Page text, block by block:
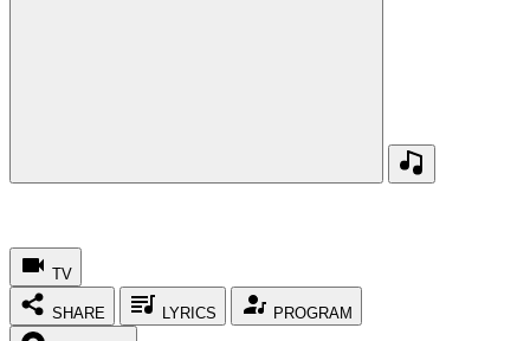
TV
SHARE LYRICS PROGRAM